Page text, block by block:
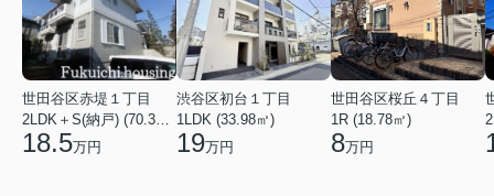
世田谷区赤堤１丁目
18.5万円
渋谷区初台１丁目
1LDK (33.98㎡)
19万円
世田谷区桜丘４丁目
1R (18.78㎡)
8万円